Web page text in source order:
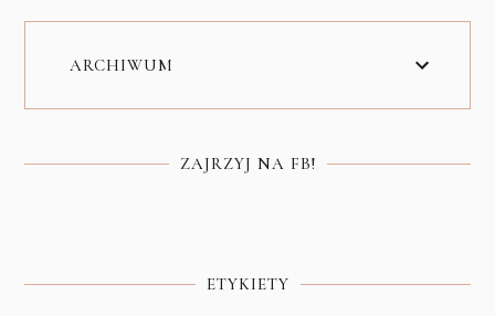
ARCHIWUM
ZAJRZYJ NA FB!
ETYKIETY